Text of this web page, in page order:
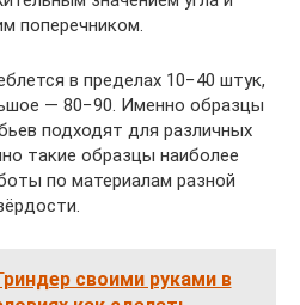
поперечником.
в пределах 10−40 штук,
— 80−90. Именно образцы
подходят для различных
такие образцы наиболее
по материалам разной
своими руками в